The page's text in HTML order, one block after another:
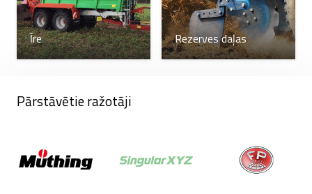
Īre Rezerves daļas
Pārstāvētie ražotāji